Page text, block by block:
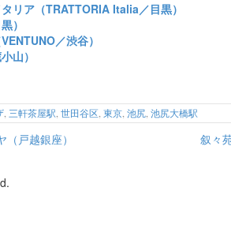
リア（TRATTORIA Italia／目黒）
）
／渋谷）
山）
三軒茶屋駅 ,世田谷区 ,東京 ,池尻 ,池尻大橋駅
（戸越銀座） 叙々